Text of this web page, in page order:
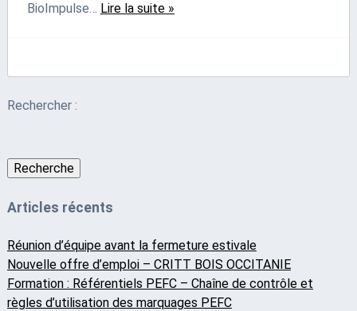
BioImpulse… Lire la suite »
Rechercher :
Recherche
Articles récents
Réunion d’équipe avant la fermeture estivale
Nouvelle offre d’emploi – CRITT BOIS OCCITANIE
Formation : Référentiels PEFC – Chaîne de contrôle et
règles d’utilisation des marquages PEFC